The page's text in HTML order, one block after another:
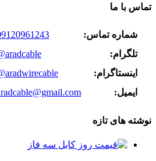
تماس با ما
شماره تماس:
تلگرام:
اینستاگرام:
ایمیل:
نوشته های تازه